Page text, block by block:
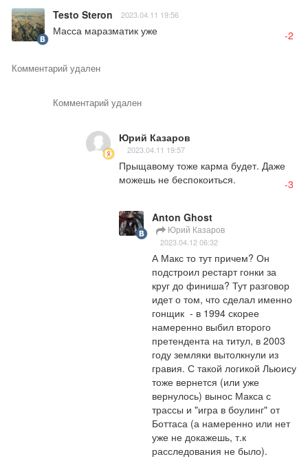
Testo Steron 2023.04.11 19:56
Масса маразматик уже -2
Комментарий удален
Комментарий удален
Юрий Казаров
2023.04.11 19:57
Прыщавому тоже карма будет. Даже
можешь не беспокоиться.
-3
Anton Ghost
Юрий Казаров
2023.04.12 06:32
А Макс то тут причем? Он
подстроил рестарт гонки за
круг до финиша? Тут разговор
идет о том, что сделал именно
гонщик  - в 1994 скорее
намеренно выбил второго
претендента на титул, в 2003
году земляки вытолкнули из
гравия. С такой логикой Льюису
тоже вернется (или уже
вернулось) вынос Макса с
трассы и "игра в боулинг" от
Боттаса (а намеренно или нет
уже не докажешь, т.к
расследования не было).